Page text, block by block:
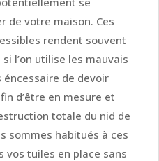
de votre maison. Ces
rendent souvent
l’on utilise les mauvais
de devoir
d’être en mesure et
totale du nid de
sommes habitués à ces
vos tuiles en place sans